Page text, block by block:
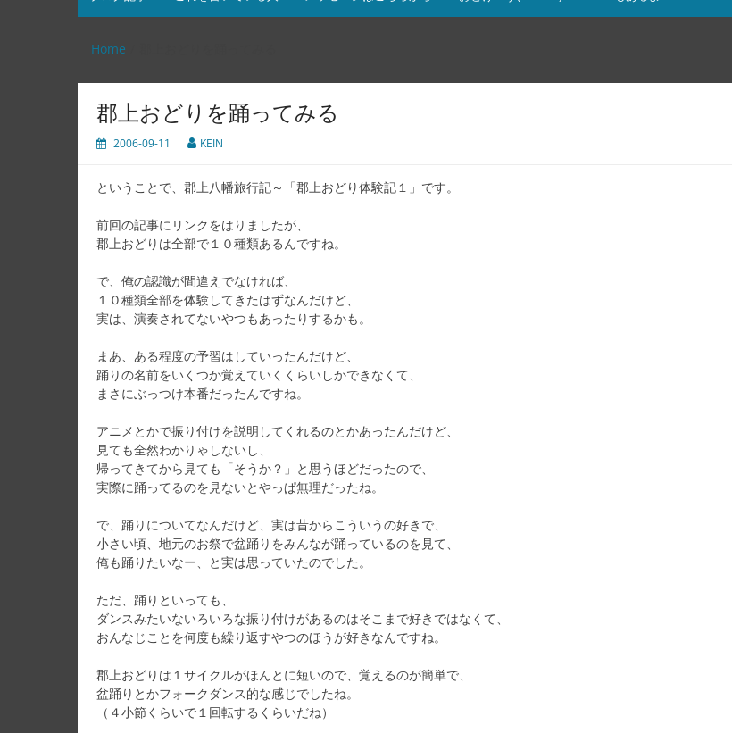
Home
郡上おどりを踊ってみる
2006-09-11 KEIN
ということで、郡上八幡旅行記～「郡上おどり体験記１」です。
前回の記事にリンクをはりましたが、
郡上おどりは全部で１０種類あるんですね。
で、俺の認識が間違えでなければ、
１０種類全部を体験してきたはずなんだけど、
実は、演奏されてないやつもあったりするかも。
まあ、ある程度の予習はしていったんだけど、
踊りの名前をいくつか覚えていくくらいしかできなくて、
まさにぶっつけ本番だったんですね。
アニメとかで振り付けを説明してくれるのとかあったんだけど、
見ても全然わかりゃしないし、
帰ってきてから見ても「そうか？」と思うほどだったので、
実際に踊ってるのを見ないとやっぱ無理だったね。
で、踊りについてなんだけど、実は昔からこういうの好きで、
小さい頃、地元のお祭で盆踊りをみんなが踊っているのを見て、
俺も踊りたいなー、と実は思っていたのでした。
ただ、踊りといっても、
ダンスみたいないろいろな振り付けがあるのはそこまで好きではなくて、
おんなじことを何度も繰り返すやつのほうが好きなんですね。
郡上おどりは１サイクルがほんとに短いので、覚えるのが簡単で、
盆踊りとかフォークダンス的な感じでしたね。
（４小節くらいで１回転するくらいだね）